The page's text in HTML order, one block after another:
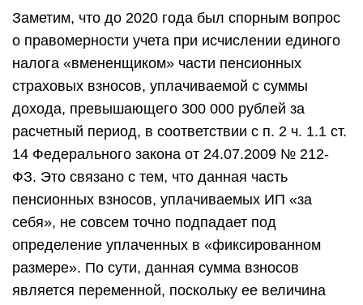
Заметим, что до 2020 года был спорным вопрос
о правомерности учета при исчислении единого
налога «вмененщиком» части пенсионных
страховых взносов, уплачиваемой с суммы
дохода, превышающего 300 000 рублей за
расчетный период, в соответствии с п. 2 ч. 1.1 ст.
14 Федерального закона от 24.07.2009 № 212-
ФЗ. Это связано с тем, что данная часть
пенсионных взносов, уплачиваемых ИП «за
себя», не совсем точно подпадает под
определение уплаченных в «фиксированном
размере». По сути, данная сумма взносов
является переменной, поскольку ее величина